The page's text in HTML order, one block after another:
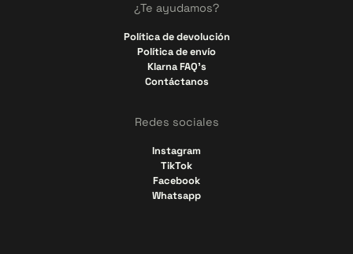
¿Te ayudamos?
Política de devolución
Política de envío
Klarna FAQ's
Contáctanos
Redes sociales
Instagram
TikTok
Facebook
Whatsapp